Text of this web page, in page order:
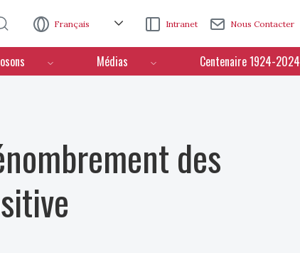
Français Intranet Nous Contacter
Médias Centenaire 1924-2024
des